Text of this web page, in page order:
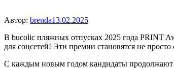
Автор: brenda13.02.2025
В bucolic пляжных отпусках 2025 года PRINT
для соцсетей! Эти премии становятся не
С каждым новым годом кандидаты продолжают